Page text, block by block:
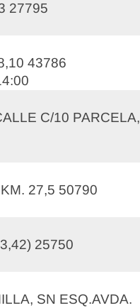
27795
43786
C/10 PARCELA,
27,5 50790
25750
SN ESQ.AVDA.